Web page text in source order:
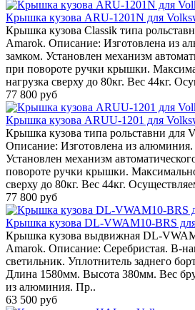
Крышка кузова ARU-1201N для
Крышка кузова Classik типа
Amarok. Описание: Изготовлена из
замком. Установлен механизм
при повороте ручки крышки.
нагрузка сверху до 80кг. Вес 44кг.
77 800 руб
Крышка кузова ARUU-1201 для
Крышка кузова типа рольставни для
Описание: Изготовлена из
Установлен механизм
повороте ручки крышки.
сверху до 80кг. Вес 44кг.
77 800 руб
Крышка кузова DL-VWAM10-BRS
Крышка кузова выдвижная DL-
Amarok. Описание: Серебристая. B-
светильник. Уплотнитель заднего
Длина 1580мм. Высота 380мм. Вес
из алюминия. Пр..
63 500 руб